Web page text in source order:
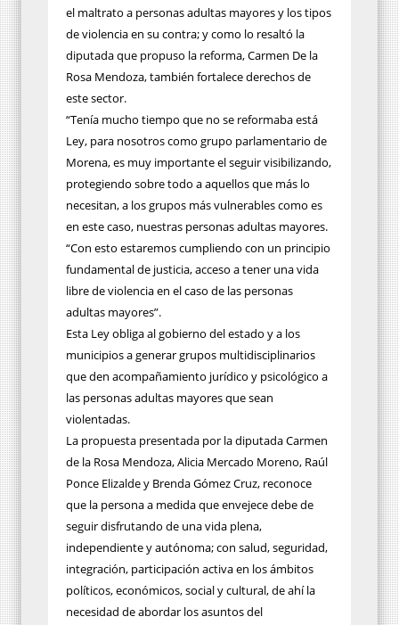
el maltrato a personas adultas mayores y los tipos
de violencia en su contra; y como lo resaltó la
diputada que propuso la reforma, Carmen De la
Rosa Mendoza, también fortalece derechos de
este sector.
“Tenía mucho tiempo que no se reformaba está
Ley, para nosotros como grupo parlamentario de
Morena, es muy importante el seguir visibilizando,
protegiendo sobre todo a aquellos que más lo
necesitan, a los grupos más vulnerables como es
en este caso, nuestras personas adultas mayores.
“Con esto estaremos cumpliendo con un principio
fundamental de justicia, acceso a tener una vida
libre de violencia en el caso de las personas
adultas mayores”.
Esta Ley obliga al gobierno del estado y a los
municipios a generar grupos multidisciplinarios
que den acompañamiento jurídico y psicológico a
las personas adultas mayores que sean
violentadas.
La propuesta presentada por la diputada Carmen
de la Rosa Mendoza, Alicia Mercado Moreno, Raúl
Ponce Elizalde y Brenda Gómez Cruz, reconoce
que la persona a medida que envejece debe de
seguir disfrutando de una vida plena,
independiente y autónoma; con salud, seguridad,
integración, participación activa en los ámbitos
políticos, económicos, social y cultural, de ahí la
necesidad de abordar los asuntos del